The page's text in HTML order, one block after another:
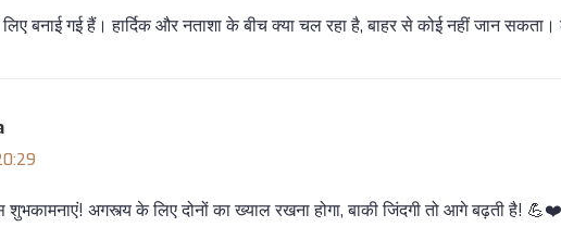
बनाई गई हैं। हार्दिक और नताशा के बीच क्या चल रहा है, बाहर से कोई नहीं जान सकता।
शुभकामनाएं! अगस्त्य के लिए दोनों का ख्याल रखना होगा, बाकी जिंदगी तो आगे बढ़ती है! 💪❤️